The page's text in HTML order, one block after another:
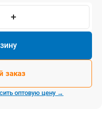
заказ
оптовую цену →